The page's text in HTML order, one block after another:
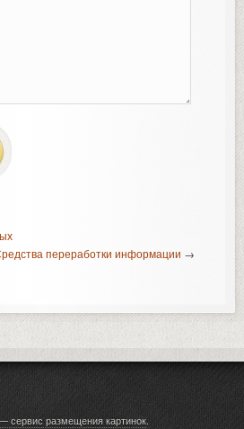
переработки информации →
сервис размещения картинок.